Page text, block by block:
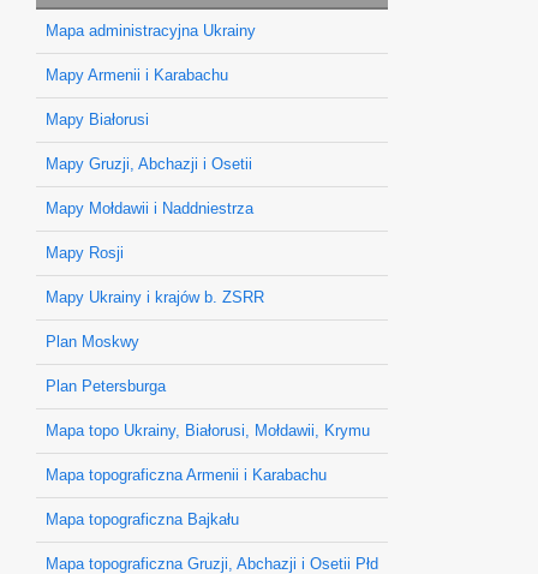
Mapa administracyjna Ukrainy
Mapy Armenii i Karabachu
Mapy Białorusi
Mapy Gruzji, Abchazji i Osetii
Mapy Mołdawii i Naddniestrza
Mapy Rosji
Mapy Ukrainy i krajów b. ZSRR
Plan Moskwy
Plan Petersburga
Mapa topo Ukrainy, Białorusi, Mołdawii, Krymu
Mapa topograficzna Armenii i Karabachu
Mapa topograficzna Bajkału
Mapa topograficzna Gruzji, Abchazji i Osetii Płd